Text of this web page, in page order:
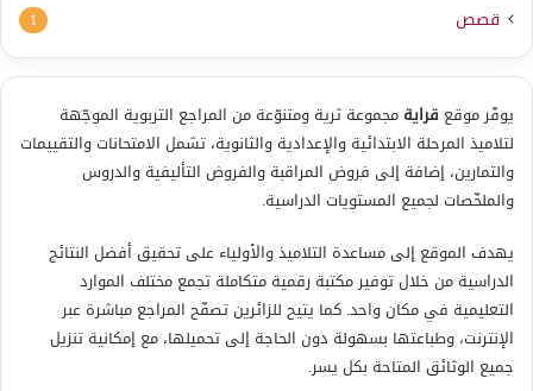
قصص 1
يوفّر موقع قرايةمجموعة ثرية ومتنوّعة من المراجع التربوية الموجّهة
لتلاميذ المرحلة الابتدائية والإعدادية والثانوية، تشمل الامتحانات والتقييمات
والتمارين، إضافة إلى فروض المراقبة والفروض التأليفية والدروس
والملخّصات لجميع المستويات الدراسية.
يهدف الموقع إلى مساعدة التلاميذ والأولياء على تحقيق أفضل النتائج
الدراسية من خلال توفير مكتبة رقمية متكاملة تجمع مختلف الموارد
التعليمية في مكان واحد. كما يتيح للزائرين تصفّح المراجع مباشرة عبر
الإنترنت، وطباعتها بسهولة دون الحاجة إلى تحميلها، مع إمكانية تنزيل
جميع الوثائق المتاحة بكل يسر.